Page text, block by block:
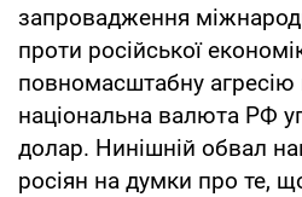
запровадження
проти російської
повномасштабну агресію
національна валюта РФ
долар. Нинішній обвал
росіян на думки про те,